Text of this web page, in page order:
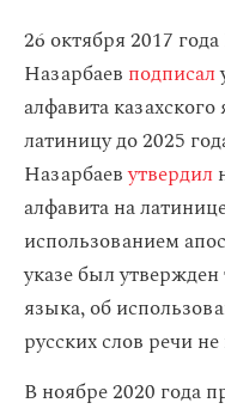
26 октября 2017
Назарбаев подписал
алфавита
латиницу до 2025
Назарбаевутвердил
алфавита на
использованием
указе был утвержден
языка, об
русских слов речи не
В ноябре 2020 года